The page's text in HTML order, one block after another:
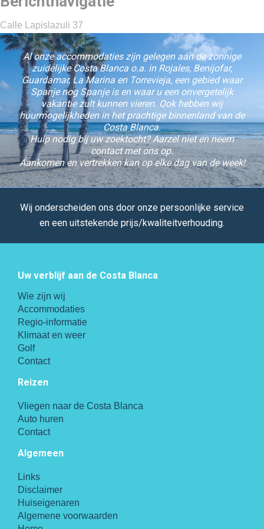
Calle Lapislazuli 37
Al onze accommodaties zijn gelegen aan de zonnige
zuidelijke Costa Blanca o.a. in Rojales, Benijofar,
Guardamar, La Marina en Torrevieja, een gebied waar
Spanje nog Spanje is en waar u een onvergetelijk
vakantie zult kunnen vieren. Ook hebben wij
huurmogelijkheden in het prachtige binnenland van de
Costa Blanca.
Hulp nodig bij uw zoektocht? Aarzel niet en neem
contact met ons op.
Aankomen en vertrekken kan op elke dag van de week!
Wij onderscheiden ons door onze persoonlijke service
en een uitstekende prijs/kwaliteitverhouding.
Uw verblijf aan de Costa Blanca
Wie zijn wij
Accommodaties
Regio-informatie
Klimaat en weer
Golf
Contact
Reizen
Vliegen naar de Costa Blanca
Auto huren
Contact
Algemeen
Links
Disclaimer
Huiseigenaren
Algemene voorwaarden